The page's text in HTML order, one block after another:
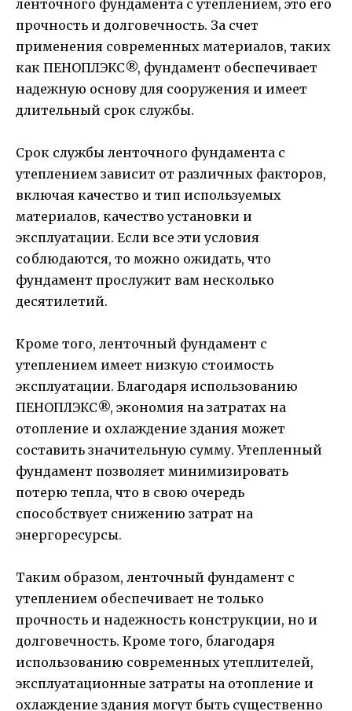
ленточного фундамента с утеплением, это его
прочность и долговечность. За счет
применения современных материалов, таких
как ПЕНОПЛЭКС®, фундамент обеспечивает
надежную основу для сооружения и имеет
длительный срок службы.
Срок службы ленточного фундамента с
утеплением зависит от различных факторов,
включая качество и тип используемых
материалов, качество установки и
эксплуатации. Если все эти условия
соблюдаются, то можно ожидать, что
фундамент прослужит вам несколько
десятилетий.
Кроме того, ленточный фундамент с
утеплением имеет низкую стоимость
эксплуатации. Благодаря использованию
ПЕНОПЛЭКС®, экономия на затратах на
отопление и охлаждение здания может
составить значительную сумму. Утепленный
фундамент позволяет минимизировать
потерю тепла, что в свою очередь
способствует снижению затрат на
энергоресурсы.
Таким образом, ленточный фундамент с
утеплением обеспечивает не только
прочность и надежность конструкции, но и
долговечность. Кроме того, благодаря
использованию современных утеплителей,
эксплуатационные затраты на отопление и
охлаждение здания могут быть существенно